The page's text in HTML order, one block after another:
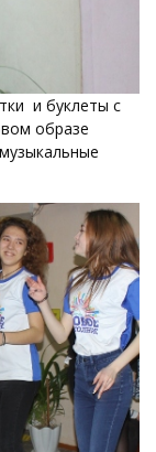
и буклеты с
образе